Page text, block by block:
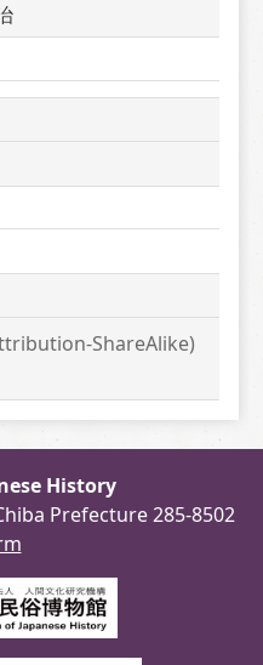
ShareAlike)
History
Prefecture 285-8502